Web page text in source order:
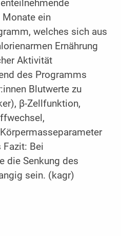
ein
welches sich aus
Ernährung
Aktivität
des Programms
Blutwerte zu
β-Zellfunktion,
Fazit: Bei
die Senkung des
sein. (kagr)